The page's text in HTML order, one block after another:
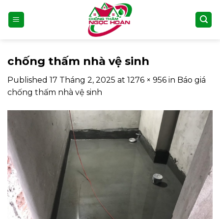
content
chống thấm nhà vệ sinh
Published 17 Tháng 2, 2025 at 1276 × 956 in Báo giá
chống thấm nhà vệ sinh